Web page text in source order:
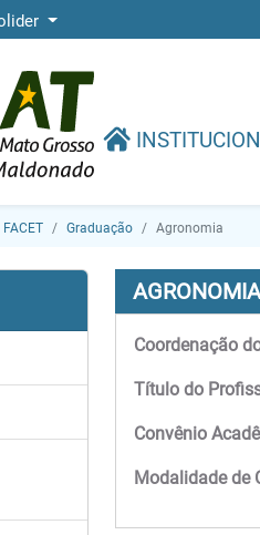
FACET Graduação Agronomia
AGRONOMIA
Coordenação
Título do
Convênio
Modalidade de